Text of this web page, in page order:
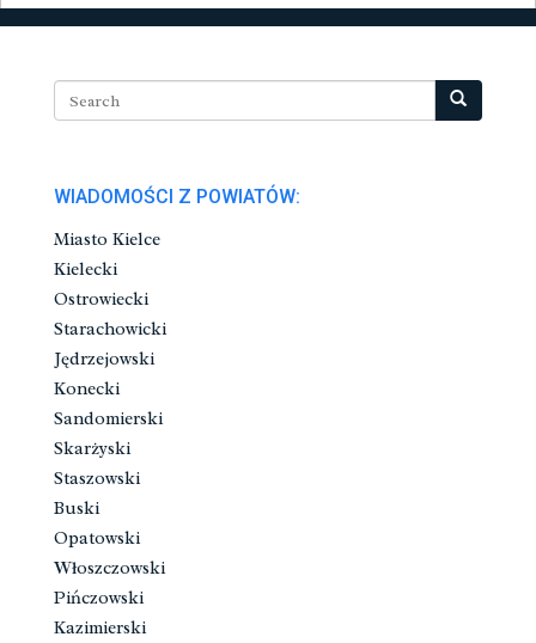
WIADOMOŚCI Z POWIATÓW:
Miasto Kielce
Kielecki
Ostrowiecki
Starachowicki
Jędrzejowski
Konecki
Sandomierski
Skarżyski
Staszowski
Buski
Opatowski
Włoszczowski
Pińczowski
Kazimierski